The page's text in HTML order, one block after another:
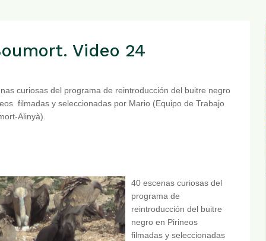
Video 24
curiosas del programa de reintroducción del buitre negro
filmadas y seleccionadas por Mario (Equipo de Trabajo
Alinyà).
40 escenas curiosas del
programa de
reintroducción del buitre
negro en Pirineos
filmadas y seleccionadas